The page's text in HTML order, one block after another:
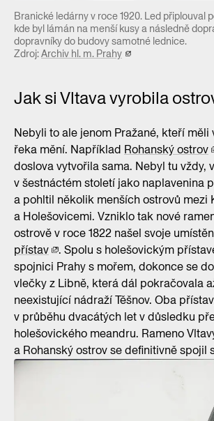
Branické ledárny v roce 1920. Led připlouval
kde byl lámán na menší kusy a následně
dopravníky do budovy samotné lednice.
Zdroj:Archiv hl. m. Prahy
Jak si Vltava vyrobila
Nebyli to ale jenom Pražané, kteří měli
řeka mění. Například Rohanský ostrov
doslova vytvořila sama. Nebyl tu vždy,
v šestnáctém století jako naplavenina
a pohltil několik menších ostrovů mezi
a Holešovicemi. Vzniklo tak nové
ostrově v roce 1822 našel svoje
přístav
. Spolu s holešovickým
spojnici Prahy s mořem, dokonce se
vlečky z Libně, která dál pokračovala
neexistující nádraží Těšnov. Oba
v průběhu dvacátých let v důsledku
holešovického meandru. Rameno
a Rohanský ostrov se definitivně spojil